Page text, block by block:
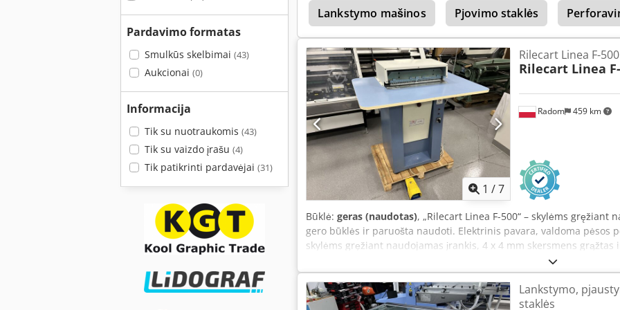
Pardavimo formatas
Smulkūs skelbimai (43)
Aukcionai (0)
Informacija
Tik su nuotraukomis (43)
Tik su vaizdo įrašu (4)
Tik patikrinti pardavėjai (31)
Lankstymo mašinos
Pjovimo staklės
Šviestuvas Iris "Groove" Duplo
1 /7
Radom 459 km
Rilecart Linea F-
Rilecart Linea
Būklė: geras (naudotas), „Rilecart Linea F-500“ – skylėms gręžiant
gero būklės ir paruošta naudoti. Elektrinis pavara, valdoma pėsos
skylėms gręžiant naudojamas įrankis, 4 x 4 mm skersmens
atskirų modulių. Gamintojo aprašymas: Skylėms gręžiant
mm. Csdjzlactjpfx Al Toha Sukurta nuolatiniam darbui ir dideliems
Per vieną ciklą galima gręžti iki 40 lapų (2,5 mm storio). Greita ir
naudojamas juostas. Galima įsigyti su arba be išpjovos pakabai.
Lankstymo,
staklės